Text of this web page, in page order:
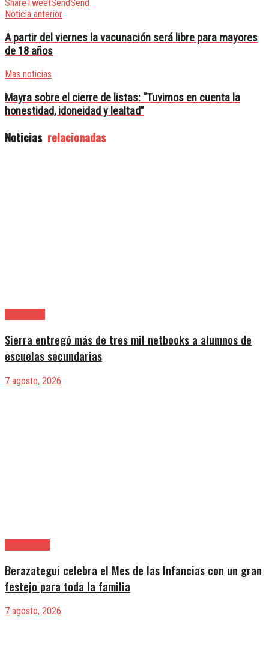
Share TweetSendSend
Noticia anterior
A partir del viernes la vacunación será libre para mayores
de 18 años
Mas noticias
Mayra sobre el cierre de listas: “Tuvimos en cuenta la
honestidad, idoneidad y lealtad”
Noticias relacionadas
Sierra entregó más de tres mil netbooks a alumnos de
escuelas secundarias
7 agosto, 2026
Berazategui celebra el Mes de las Infancias con un gran
festejo para toda la familia
7 agosto, 2026